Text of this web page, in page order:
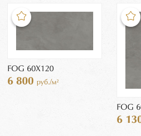
FOG 60X120
6 800 руб./м²
FOG
6